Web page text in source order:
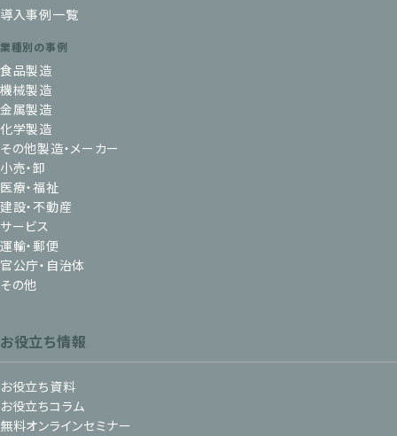
導入事例一覧
業種別の事例
食品製造
機械製造
金属製造
化学製造
その他製造・メーカー
小売・卸
医療・福祉
建設・不動産
サービス
運輸・郵便
官公庁・自治体
その他
お役立ち情報
お役立ち資料
お役立ちコラム
無料オンラインセミナー